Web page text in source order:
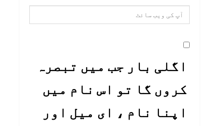
اگلی بار جب میں تبصرہ
کروں گا تو اس نام میں
اپنا نام ، ای میل اور